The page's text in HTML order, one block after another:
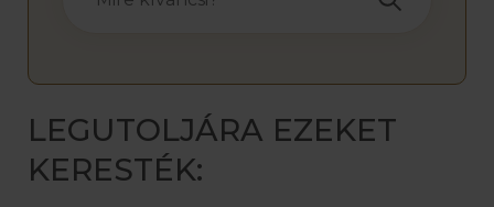
LEGUTOLJÁRA EZEKET
KERESTÉK: